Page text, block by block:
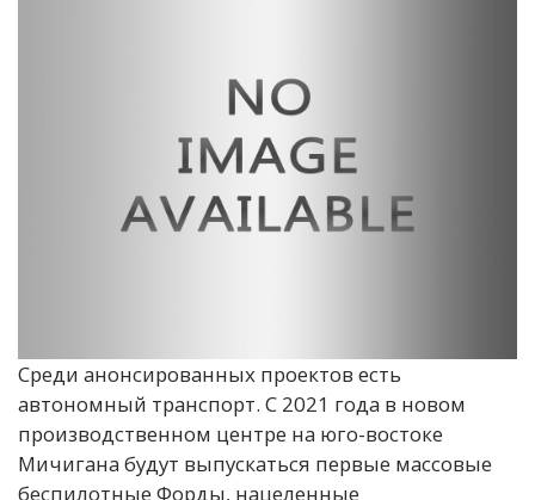
Среди анонсированных проектов есть
автономный транспорт. С 2021 года в новом
производственном центре на юго-востоке
Мичигана будут выпускаться первые массовые
беспилотные Форды, нацеленные